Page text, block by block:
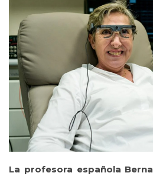
La profesora española